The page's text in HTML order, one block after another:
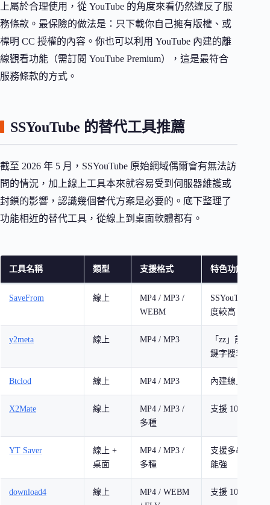
上屬於合理使用，從 YouTube 的角度來看仍然違反了服
務條款。最保險的做法是：只下載你自己擁有版權、或
標明 CC 授權的內容。你也可以利用 YouTube 內建的離
線觀看功能（需訂閱 YouTube Premium），這是最符合
服務條款的方式。
SSYouTube 的替代工具推薦
截至 2026 年 5 月，SSYouTube 原始網域偶爾會有無法訪
問的情況，加上線上工具本來就容易受到伺服器維護或
封鎖的影響，認識幾個替代方案是必要的。底下整理了
功能相近的替代工具，從線上到桌面軟體都有。
工具名稱 類型 支援格式 特色功能
SaveFrom 線上
MP4 / MP3 /
WEBM
SSYouTube 姊
度較高
y2meta 線上 MP4 / MP3
「zz」前綴快
鍵字搜尋
Btclod 線上 MP4 / MP3 內建線上剪輯
X2Mate 線上
MP4 / MP3 /
多種
支援 1080p，
YT Saver
線上 +
桌面
MP4 / MP3 /
多種
支援多串流平
能強
download4 線上
MP4 / WEBM
支援 1000+ 影